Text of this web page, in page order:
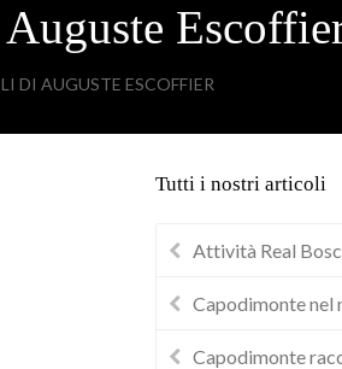
DI AUGUSTE ESCOFFIER
Tutti i nostri articoli
Attività Real
Capodimonte nel
Capodimonte